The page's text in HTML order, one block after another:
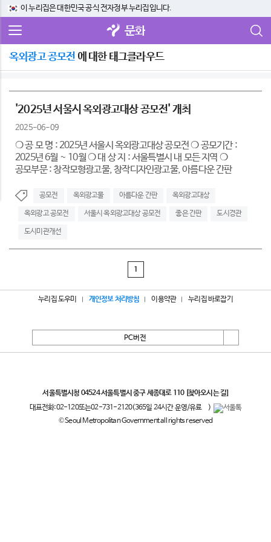
이 누리집은 대한민국 공식 전자정부 누리집입니다.
문화
옥외광고 공모전 에 대한 태그클라우드
'2025년 서울시 옥외광고대상 공모전' 개최
2025-06-09
❍ 공 모 명 : 2025년 서울시 옥외광고대상 공모전 ❍ 공모기간 :
2025년 6월 ~ 10월 ❍ 대 상 지 : 서울특별시 내 모든 지역 ❍
공모부문 : 창작모형광고물, 창작디자인광고물, 아름다운 간판
공모전 옥외광고물 아름다운 간판 옥외광고대상
옥외광고 공모전 서울시 옥외광고대상 공모전 좋은 간판 도시경관
도시미관개선
1
누리집 도우미 개인정보 처리방침 이용약관 누리집 바로잡기
PC버전
서울특별시청 04524 서울특별시 중구 세종대로 110 [찾아오시는 길]
대표전화:02-120또는02-731-2120(365일 24시간 운영/유료
)
© Seoul Metropolitan Government all rights reserved